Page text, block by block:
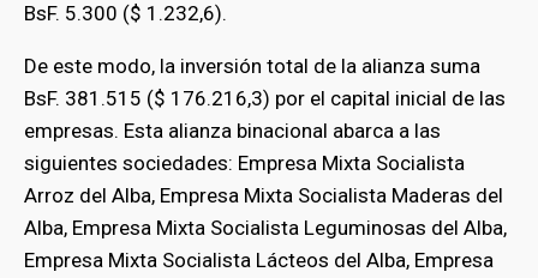
BsF. 5.300 ($ 1.232,6).
De este modo, la inversión total de la alianza suma
BsF. 381.515 ($ 176.216,3) por el capital inicial de las
empresas. Esta alianza binacional abarca a las
siguientes sociedades: Empresa Mixta Socialista
Arroz del Alba, Empresa Mixta Socialista Maderas del
Alba, Empresa Mixta Socialista Leguminosas del Alba,
Empresa Mixta Socialista Lácteos del Alba, Empresa